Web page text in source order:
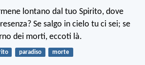
lontano dal tuo Spirito, dove
Se salgo in cielo tu ci sei; se
dei morti, eccoti là.
paradiso morte